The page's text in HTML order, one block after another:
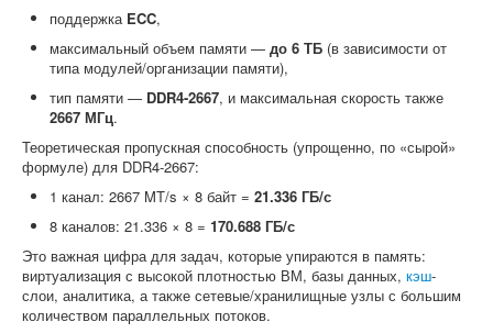
поддержка ECC,
максимальный объем памяти — до 6 ТБ (в зависимости от
типа модулей/организации памяти),
тип памяти — DDR4-2667, и максимальная скорость также
2667 МГц.
Теоретическая пропускная способность (упрощенно, по «сырой»
формуле) для DDR4-2667:
1 канал: 2667 MT/s × 8 байт = 21.336 ГБ/с
8 каналов: 21.336 × 8 = 170.688 ГБ/с
Это важная цифра для задач, которые упираются в память:
виртуализация с высокой плотностью ВМ, базы данных, кэш-
слои, аналитика, а также сетевые/хранилищные узлы с большим
количеством параллельных потоков.